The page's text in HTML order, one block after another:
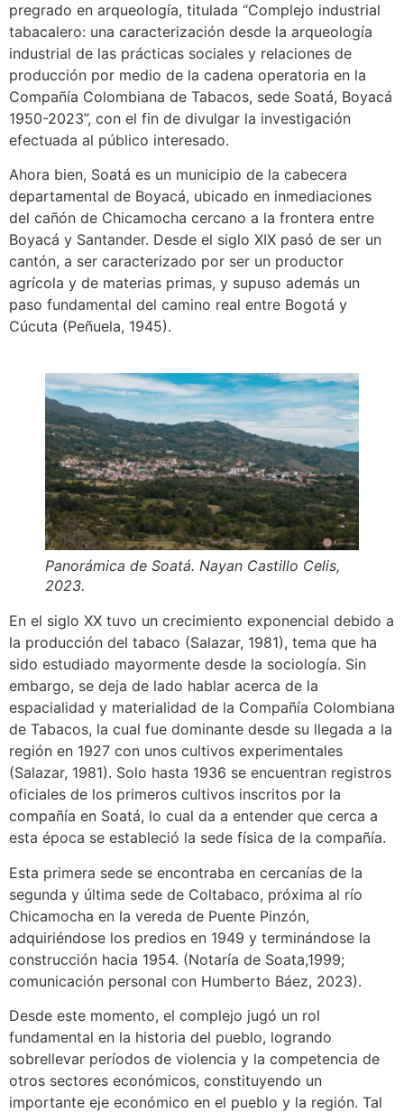
pregrado en arqueología, titulada “Complejo industrial
tabacalero: una caracterización desde la arqueología
industrial de las prácticas sociales y relaciones de
producción por medio de la cadena operatoria en la
Compañía Colombiana de Tabacos, sede Soatá, Boyacá
1950-2023”, con el fin de divulgar la investigación
efectuada al público interesado.
Ahora bien, Soatá es un municipio de la cabecera
departamental de Boyacá, ubicado en inmediaciones
del cañón de Chicamocha cercano a la frontera entre
Boyacá y Santander. Desde el siglo XIX pasó de ser un
cantón, a ser caracterizado por ser un productor
agrícola y de materias primas, y supuso además un
paso fundamental del camino real entre Bogotá y
Cúcuta (Peñuela, 1945).
Panorámica de Soatá. Nayan Castillo Celis,
2023.
En el siglo XX tuvo un crecimiento exponencial debido a
la producción del tabaco (Salazar, 1981), tema que ha
sido estudiado mayormente desde la sociología. Sin
embargo, se deja de lado hablar acerca de la
espacialidad y materialidad de la Compañía Colombiana
de Tabacos, la cual fue dominante desde su llegada a la
región en 1927 con unos cultivos experimentales
(Salazar, 1981). Solo hasta 1936 se encuentran registros
oficiales de los primeros cultivos inscritos por la
compañía en Soatá, lo cual da a entender que cerca a
esta época se estableció la sede física de la compañía.
Esta primera sede se encontraba en cercanías de la
segunda y última sede de Coltabaco, próxima al río
Chicamocha en la vereda de Puente Pinzón,
adquiriéndose los predios en 1949 y terminándose la
construcción hacia 1954. (Notaría de Soata,1999;
comunicación personal con Humberto Báez, 2023).
Desde este momento, el complejo jugó un rol
fundamental en la historia del pueblo, logrando
sobrellevar períodos de violencia y la competencia de
otros sectores económicos, constituyendo un
importante eje económico en el pueblo y la región. Tal